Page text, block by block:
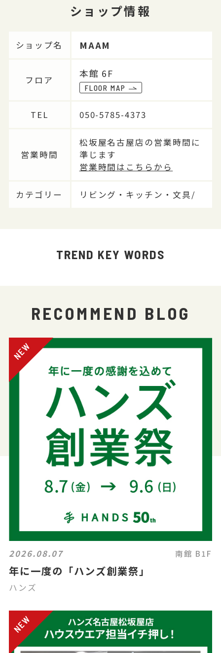
ショップ情報
ショップ名 MAAM
フロア
本館 6F
FLOOR MAP
TEL 050-5785-4373
営業時間
松坂屋名古屋店の営業時間に
準じます
営業時間はこちらから
カテゴリー リビング・キッチン・文具/
TREND KEY WORDS
RECOMMEND BLOG
2026.08.07 南館 B1F
年に一度の「ハンズ創業祭」
ハンズ